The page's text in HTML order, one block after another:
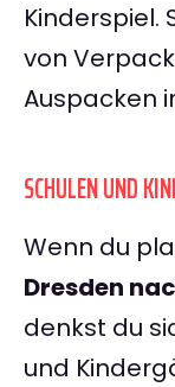
Kinderspiel.
von
Auspacken
SCHULEN UND
Wenn du
Dresden
denkst du
und